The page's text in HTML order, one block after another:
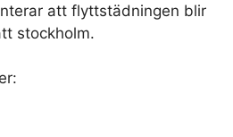
att flyttstädningen blir
stockholm.